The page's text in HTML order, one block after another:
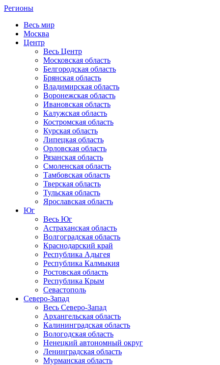
Регионы
Весь мир
Москва
Центр
Весь Центр
Московская область
Белгородская область
Брянская область
Владимирская область
Воронежская область
Ивановская область
Калужская область
Костромская область
Курская область
Липецкая область
Орловская область
Рязанская область
Смоленская область
Тамбовская область
Тверская область
Тульская область
Ярославская область
Юг
Весь Юг
Астраханская область
Волгоградская область
Краснодарский край
Республика Адыгея
Республика Калмыкия
Ростовская область
Республика Крым
Севастополь
Северо-Запад
Весь Северо-Запад
Архангельская область
Калининградская область
Вологодская область
Ненецкий автономный округ
Ленинградская область
Мурманская область